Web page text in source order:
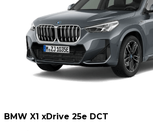
BMW X1 xDrive 25e DCT